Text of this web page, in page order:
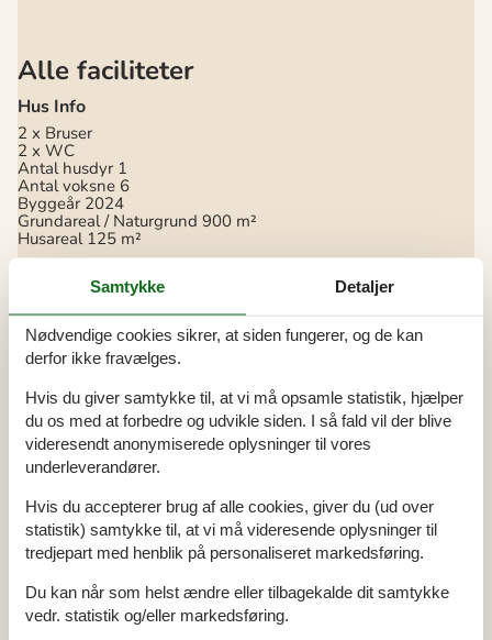
Alle faciliteter
Hus Info
2 x Bruser
2 x WC
Antal husdyr 1
Antal voksne 6
Byggeår 2024
Grundareal / Naturgrund 900 m²
Husareal 125 m²
Afstande
Afstand golfbane
Afstand hav 1,2 km
Afstand indkøb / Helårsbutik 3,5 km
Afstand restaurant 1 km
Afstand strand / Sand-/stenstrand
Energi / Opvarmning
Varmepumpe Luft til vand varmepumpe
Hårde hvidevarer
Elkedel
Emhætte
Fryser 80
Kaffemaskine
Kogeplader
Køleskab
Opvaskemaskine
Ovn
Samtykke Detaljer
Nødvendige cookies sikrer, at siden fungerer, og de kan
derfor ikke fravælges.
Hvis du giver samtykke til, at vi må opsamle statistik, hjælper
du os med at forbedre og udvikle siden. I så fald vil der blive
videresendt anonymiserede oplysninger til vores
underleverandører.
Hvis du accepterer brug af alle cookies, giver du (ud over
statistik) samtykke til, at vi må videresende oplysninger til
tredjepart med henblik på personaliseret markedsføring.
Du kan når som helst ændre eller tilbagekalde dit samtykke
vedr. statistik og/eller markedsføring.